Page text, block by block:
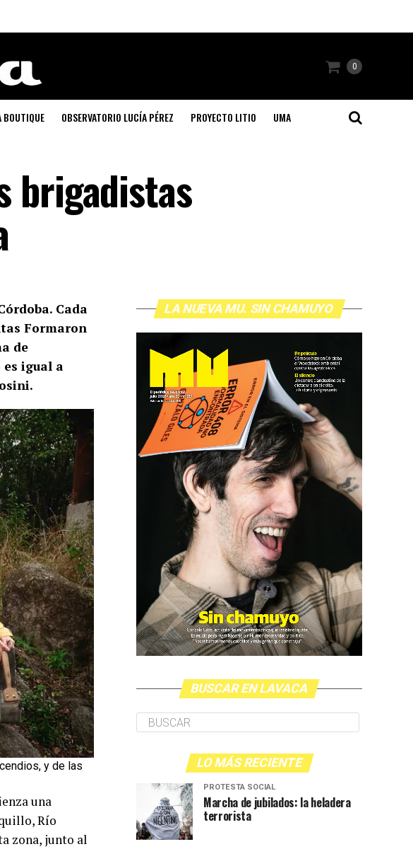
0
BOUTIQUE OBSERVATORIO LUCÍA PÉREZ PROYECTO LITIO UMA
brigadistas
Cada
Formaron
de
igual a
y de las
una
Río
zona, junto al
LA NUEVA MU. SIN CHAMUYO
BUSCAR EN LAVACA
LO MÁS RECIENTE
PROTESTA SOCIAL
Marcha de jubilados: la heladera
terrorista